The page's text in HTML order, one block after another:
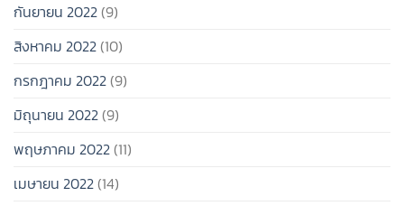
กันยายน 2022(9)
สิงหาคม 2022(10)
กรกฎาคม 2022(9)
มิถุนายน 2022(9)
พฤษภาคม 2022(11)
เมษายน 2022(14)